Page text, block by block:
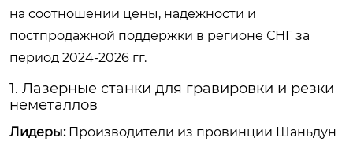
на соотношении цены, надежности и
постпродажной поддержки в регионе СНГ за
период 2024-2026 гг.
1. Лазерные станки для гравировки и резки
неметаллов
Лидеры:Производители из провинции Шаньдун